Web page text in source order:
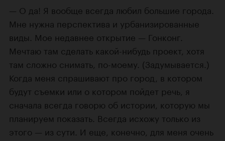
О да! Я вообще всегда любил большие города.
Мне нужна перспектива и урбанизированные
виды. Мое недавнее открытие — Гонконг.
Мечтаю там сделать какой-нибудь проект, хотя
там сложно снимать, по-моему. (Задумывается.)
Когда меня спрашивают про город, в котором
будут съемки или о котором пойдет речь, я
сначала всегда говорю об истории, которую мы
планируем показать. Всегда исхожу только из
этого — из сути. И еще, конечно, для меня очень